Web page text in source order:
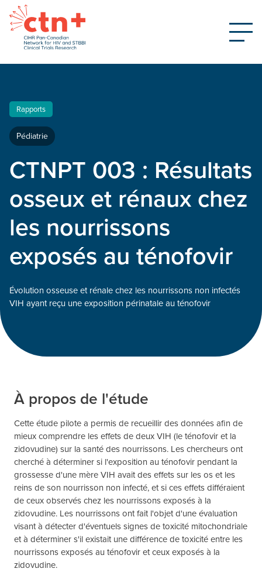
Rapports
Pédiatrie
CTNPT 003 : Résultats
osseux et rénaux chez
les nourrissons
exposés au ténofovir
Évolution osseuse et rénale chez les nourrissons non infectés
VIH ayant reçu une exposition périnatale au ténofovir
À propos de l'étude
Cette étude pilote a permis de recueillir des données afin de
mieux comprendre les effets de deux VIH (le ténofovir et la
zidovudine) sur la santé des nourrissons. Les chercheurs ont
cherché à déterminer si l'exposition au ténofovir pendant la
grossesse d'une mère VIH avait des effets sur les os et les
reins de son nourrisson non infecté, et si ces effets différaient
de ceux observés chez les nourrissons exposés à la
zidovudine. Les nourrissons ont fait l'objet d'une évaluation
visant à détecter d'éventuels signes de toxicité mitochondriale
et à déterminer s'il existait une différence de toxicité entre les
nourrissons exposés au ténofovir et ceux exposés à la
zidovudine.